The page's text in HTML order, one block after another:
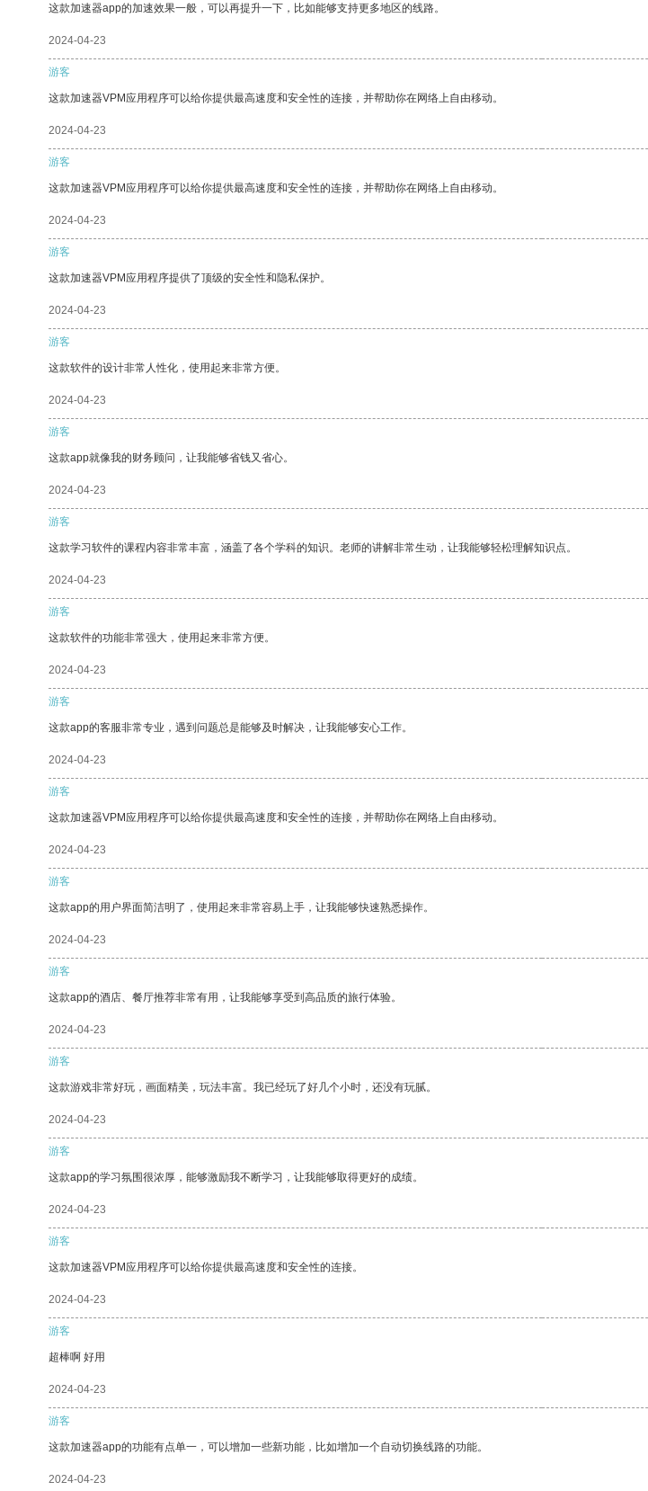
这款加速器app的加速效果一般，可以再提升一下，比如能够支持更多地区的线路。
2024-04-23
游客
这款加速器VPM应用程序可以给你提供最高速度和安全性的连接，并帮助你在网络上自由移动。
2024-04-23
游客
这款加速器VPM应用程序可以给你提供最高速度和安全性的连接，并帮助你在网络上自由移动。
2024-04-23
游客
这款加速器VPM应用程序提供了顶级的安全性和隐私保护。
2024-04-23
游客
这款软件的设计非常人性化，使用起来非常方便。
2024-04-23
游客
这款app就像我的财务顾问，让我能够省钱又省心。
2024-04-23
游客
这款学习软件的课程内容非常丰富，涵盖了各个学科的知识。老师的讲解非常生动，让我能够轻松理解知识点。
2024-04-23
游客
这款软件的功能非常强大，使用起来非常方便。
2024-04-23
游客
这款app的客服非常专业，遇到问题总是能够及时解决，让我能够安心工作。
2024-04-23
游客
这款加速器VPM应用程序可以给你提供最高速度和安全性的连接，并帮助你在网络上自由移动。
2024-04-23
游客
这款app的用户界面简洁明了，使用起来非常容易上手，让我能够快速熟悉操作。
2024-04-23
游客
这款app的酒店、餐厅推荐非常有用，让我能够享受到高品质的旅行体验。
2024-04-23
游客
这款游戏非常好玩，画面精美，玩法丰富。我已经玩了好几个小时，还没有玩腻。
2024-04-23
游客
这款app的学习氛围很浓厚，能够激励我不断学习，让我能够取得更好的成绩。
2024-04-23
游客
这款加速器VPM应用程序可以给你提供最高速度和安全性的连接。
2024-04-23
游客
超棒啊 好用
2024-04-23
游客
这款加速器app的功能有点单一，可以增加一些新功能，比如增加一个自动切换线路的功能。
2024-04-23